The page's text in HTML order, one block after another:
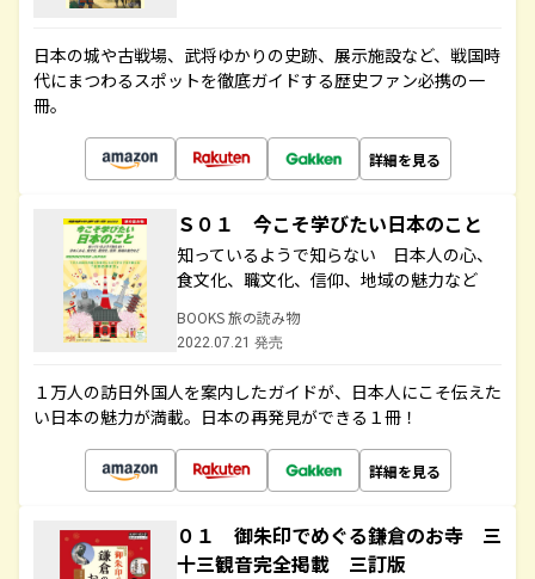
日本の城や古戦場、武将ゆかりの史跡、展示施設など、戦国時
代にまつわるスポットを徹底ガイドする歴史ファン必携の一
冊。
詳細を見る
Ｓ０１ 今こそ学びたい日本のこと
知っているようで知らない 日本人の心、
食文化、職文化、信仰、地域の魅力など
BOOKS 旅の読み物
2022.07.21 発売
１万人の訪日外国人を案内したガイドが、日本人にこそ伝えた
い日本の魅力が満載。日本の再発見ができる１冊！
詳細を見る
０１ 御朱印でめぐる鎌倉のお寺 三
十三観音完全掲載 三訂版